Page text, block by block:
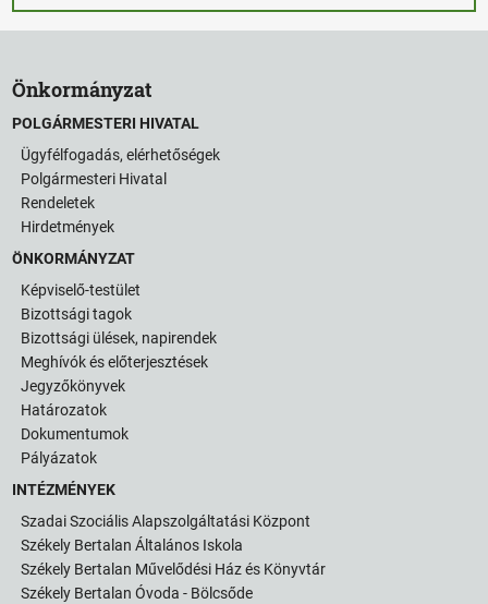
Önkormányzat
POLGÁRMESTERI HIVATAL
Ügyfélfogadás, elérhetőségek
Polgármesteri Hivatal
Rendeletek
Hirdetmények
ÖNKORMÁNYZAT
Képviselő-testület
Bizottsági tagok
Bizottsági ülések, napirendek
Meghívók és előterjesztések
Jegyzőkönyvek
Határozatok
Dokumentumok
Pályázatok
INTÉZMÉNYEK
Szadai Szociális Alapszolgáltatási Központ
Székely Bertalan Általános Iskola
Székely Bertalan Művelődési Ház és Könyvtár
Székely Bertalan Óvoda - Bölcsőde